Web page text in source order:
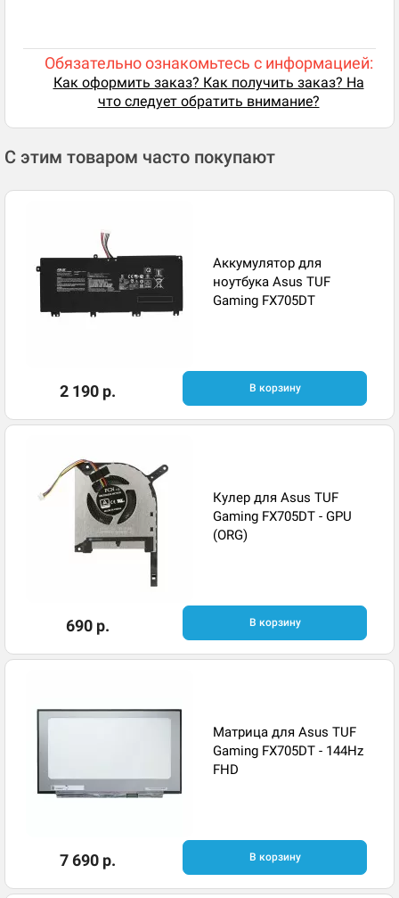
Обязательно ознакомьтесь с информацией:
Как оформить заказ? Как получить заказ? На
что следует обратить внимание?
С этим товаром часто покупают
Аккумулятор для
ноутбука Asus TUF
Gaming FX705DT
2 190 р. В корзину
Кулер для Asus TUF
Gaming FX705DT - GPU
(ORG)
690 р. В корзину
Матрица для Asus TUF
Gaming FX705DT - 144Hz
FHD
7 690 р. В корзину